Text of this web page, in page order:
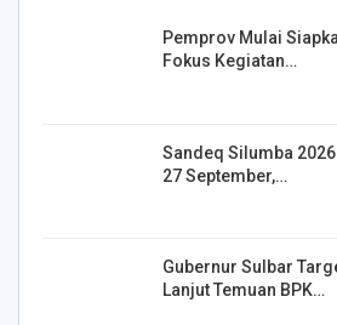
Pemprov Mulai
Fokus Kegiatan…
Sandeq Silumba
27 September,…
Gubernur Sulbar
Lanjut Temuan BPK…